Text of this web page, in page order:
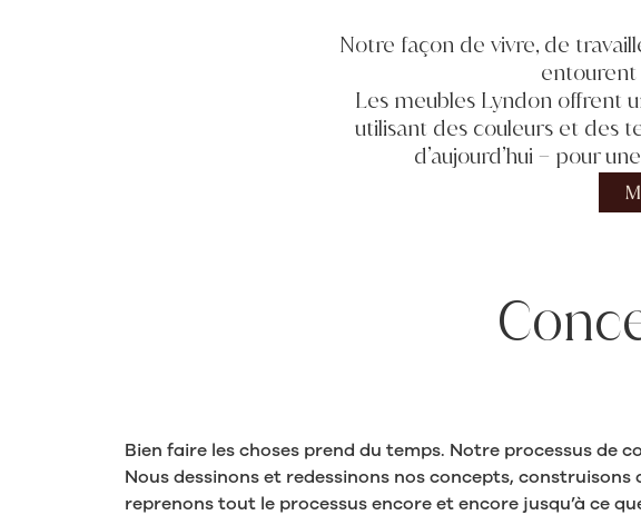
Notre façon de vivre, de
Les meubles Lyndon offrent
utilisant des couleurs et des
d’aujourd’hui – pour
Bien faire les choses prend du temps. Notre processus de
Nous dessinons et redessinons nos concepts,
reprenons tout le processus encore et encore jusqu’à ce